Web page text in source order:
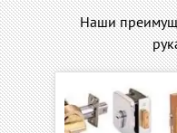
Наши